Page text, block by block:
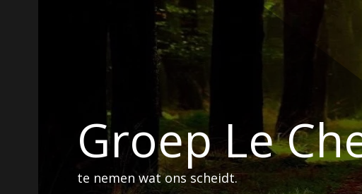
Groep Le
te nemen wat ons scheidt.